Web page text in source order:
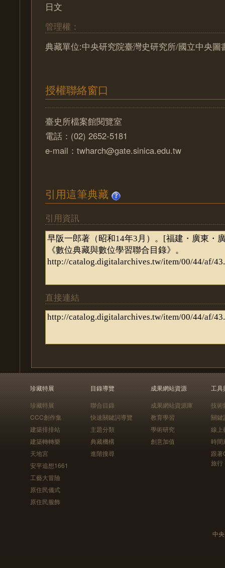
日文
管理權：
典藏單位:中央研究院臺灣史研究所/國立中央圖
授權聯絡窗口
臺史所檔案館閱覽室
電話：(02) 2652-5181
e-mail：twharch@gate.sinica.edu.tw
引用這筆典藏
引用資訊
直接連結
珍藏特展
珍藏特展
CCC創作集
建築排排站
建築轉轉樂
天地宮
安平追想1661
工藝大冒險
原住民儀式
原住民服飾
目錄導覽
聯合目錄
快速關鍵詞導覽
主題分類
典藏機構
進階搜尋
成果網站資源
成果網站資源庫
教育學習
學術研究
創意加值
工具
技術
關鍵
線上
時間
跟
旅行
中